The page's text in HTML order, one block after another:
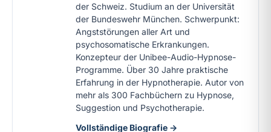
der Schweiz. Studium an der Universität
der Bundeswehr München. Schwerpunkt:
Angststörungen aller Art und
psychosomatische Erkrankungen.
Konzepteur der Unibee-Audio-Hypnose-
Programme. Über 30 Jahre praktische
Erfahrung in der Hypnotherapie. Autor von
mehr als 300 Fachbüchern zu Hypnose,
Suggestion und Psychotherapie.
Vollständige Biografie →